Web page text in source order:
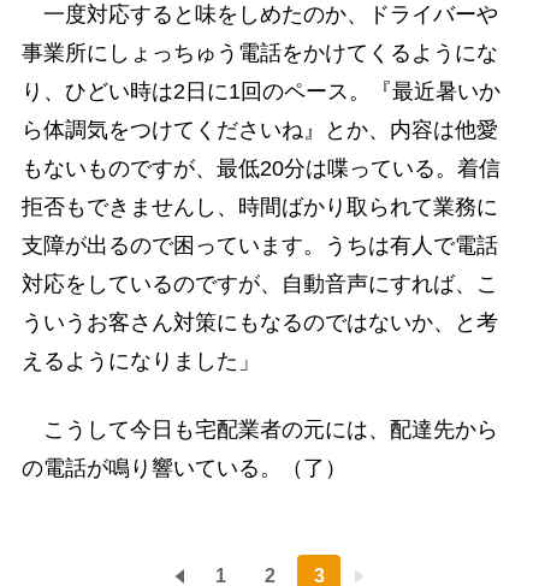
一度対応すると味をしめたのか、ドライバーや
事業所にしょっちゅう電話をかけてくるようにな
り、ひどい時は2日に1回のペース。『最近暑いか
ら体調気をつけてくださいね』とか、内容は他愛
もないものですが、最低20分は喋っている。着信
拒否もできませんし、時間ばかり取られて業務に
支障が出るので困っています。うちは有人で電話
対応をしているのですが、自動音声にすれば、こ
ういうお客さん対策にもなるのではないか、と考
えるようになりました」
こうして今日も宅配業者の元には、配達先から
の電話が鳴り響いている。（了）
1 2 3